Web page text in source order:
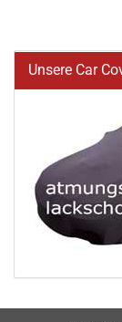
Unsere Car